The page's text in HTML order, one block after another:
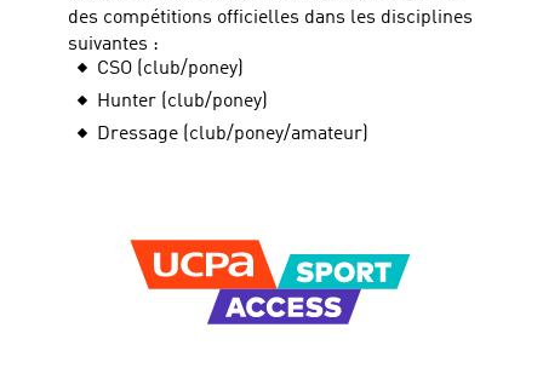
des compétitions officielles dans les disciplines
suivantes :
CSO (club/poney)
Hunter (club/poney)
Dressage (club/poney/amateur)